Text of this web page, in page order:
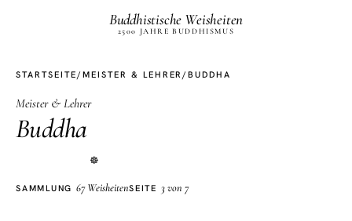
Buddhistische Weisheiten
2500 JAHRE BUDDHISMUS
STARTSEITE/ MEISTER & LEHRER/BUDDHA
Meister & Lehrer
Buddha
☸
SAMMLUNG 67 WeisheitenSEITE 3 von 7